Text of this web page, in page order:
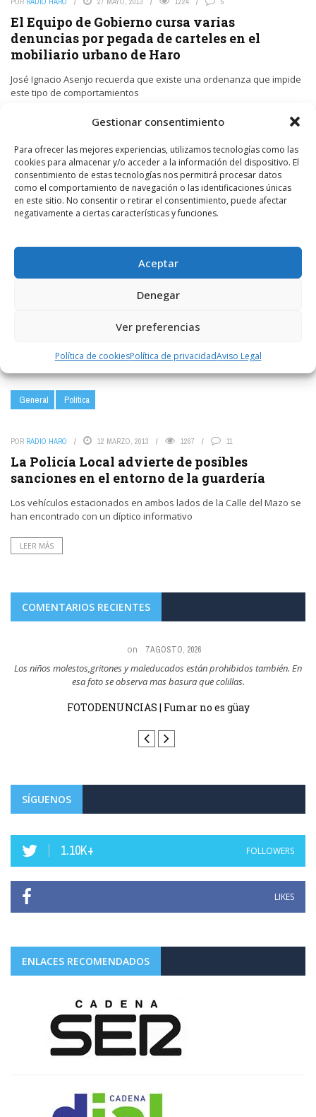
Gestionar consentimiento
Para ofrecer las mejores experiencias, utilizamos tecnologías como las
cookies para almacenar y/o acceder a la información del dispositivo. El
consentimiento de estas tecnologías nos permitirá procesar datos
como el comportamiento de navegación o las identificaciones únicas
en este sitio. No consentir o retirar el consentimiento, puede afectar
negativamente a ciertas características y funciones.
Aceptar
Denegar
Ver preferencias
Política de cookiesPolítica de privacidadAviso Legal
El Equipo de Gobierno cursa varias
denuncias por pegada de carteles en el
mobiliario urbano de Haro
José Ignacio Asenjo recuerda que existe una ordenanza que impide
este tipo de comportamientos
General Política Portada
El Ayuntamiento de Haro anuncia sanciones
por pegar carteles o similares
la Policía Local para que se haga cumplir la ordenanza existente en
General Política
POR RADIO HARO 12 MARZO, 2013 1267 11
La Policía Local advierte de posibles
sanciones en el entorno de la guardería
Los vehículos estacionados en ambos lados de la Calle del Mazo se
han encontrado con un díptico informativo
LEER MÁS
COMENTARIOS RECIENTES
on 7 AGOSTO, 2026
Los niños molestos,gritones y maleducados están prohibidos también. En
esa foto se observa mas basura que colillas.
FOTODENUNCIAS | Fumar no es güay
SÍGUENOS
1.10K+ FOLLOWERS
LIKES
ENLACES RECOMENDADOS